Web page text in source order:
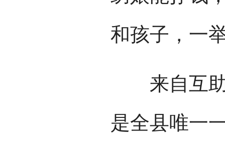
和孩子，一
来自互助
是全县唯一